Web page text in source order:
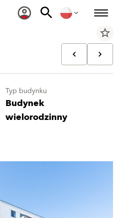
star_border
Typ budynku
Budynek
wielorodzinny